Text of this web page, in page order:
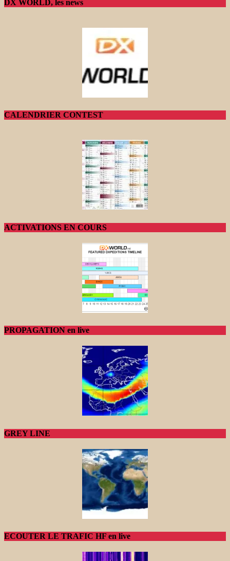
DX WORLD, les news
CALENDRIER CONTEST
ACTIVATIONS EN COURS
PROPAGATION en live
GREY LINE
ECOUTER LE TRAFIC HF en live